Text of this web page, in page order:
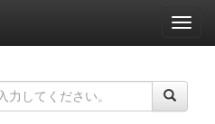
ナ
ビ
ー
ョ